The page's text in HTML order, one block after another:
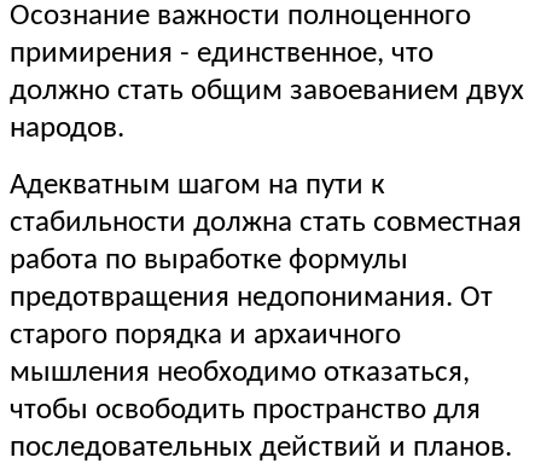
Осознание важности полноценного
примирения - единственное, что
должно стать общим завоеванием двух
народов.
Адекватным шагом на пути к
стабильности должна стать совместная
работа по выработке формулы
предотвращения недопонимания. От
старого порядка и архаичного
мышления необходимо отказаться,
чтобы освободить пространство для
последовательных действий и планов.